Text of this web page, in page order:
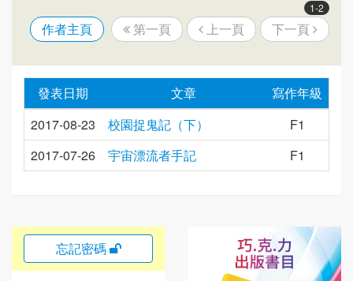
1-2
作者主頁 第一頁 上一頁 下一頁
發表日期 文章
寫作年級
2017-08-23
校園捉鬼記（下）
F1
2017-07-26
宇宙漂流者手記 F1
忘記密碼